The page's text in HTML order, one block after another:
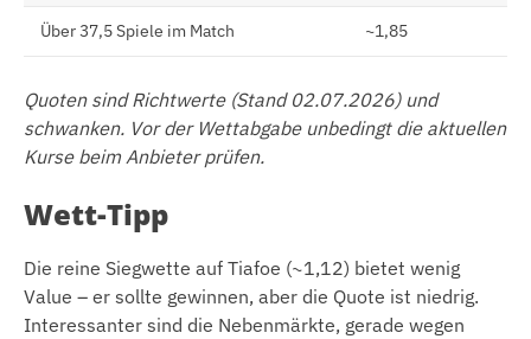
Über 37,5 Spiele im Match ~1,85
Quoten sind Richtwerte (Stand 02.07.2026) und
schwanken. Vor der Wettabgabe unbedingt die aktuellen
Kurse beim Anbieter prüfen.
Wett-Tipp
Die reine Siegwette auf Tiafoe (~1,12) bietet wenig
Value – er sollte gewinnen, aber die Quote ist niedrig.
Interessanter sind die Nebenmärkte, gerade wegen